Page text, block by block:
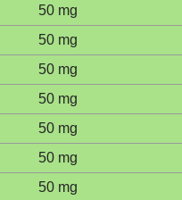
50 mg
50 mg
50 mg
50 mg
50 mg
50 mg
50 mg